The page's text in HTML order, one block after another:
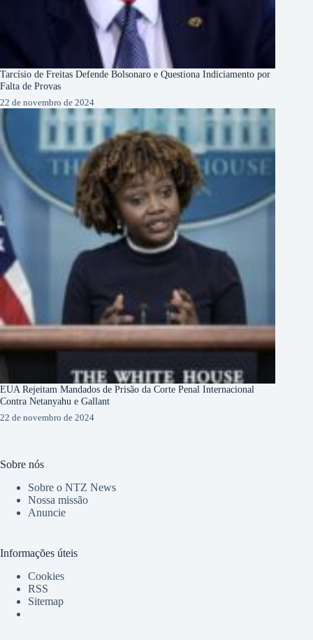
Tarcísio de Freitas Defende Bolsonaro e Questiona Indiciamento por
Falta de Provas
22 de novembro de 2024
EUA Rejeitam Mandados de Prisão da Corte Penal Internacional
Contra Netanyahu e Gallant
22 de novembro de 2024
Sobre nós
Sobre o NTZ News
Nossa missão
Anuncie
Informações úteis
Cookies
RSS
Sitemap